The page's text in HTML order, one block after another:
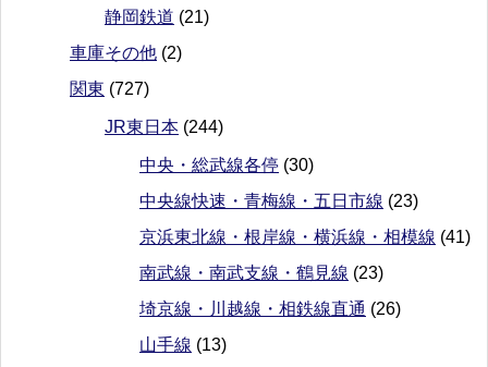
静岡鉄道 (21)
車庫その他 (2)
関東 (727)
JR東日本 (244)
中央・総武線各停 (30)
中央線快速・青梅線・五日市線 (23)
京浜東北線・根岸線・横浜線・相模線 (41)
南武線・南武支線・鶴見線 (23)
埼京線・川越線・相鉄線直通 (26)
山手線 (13)